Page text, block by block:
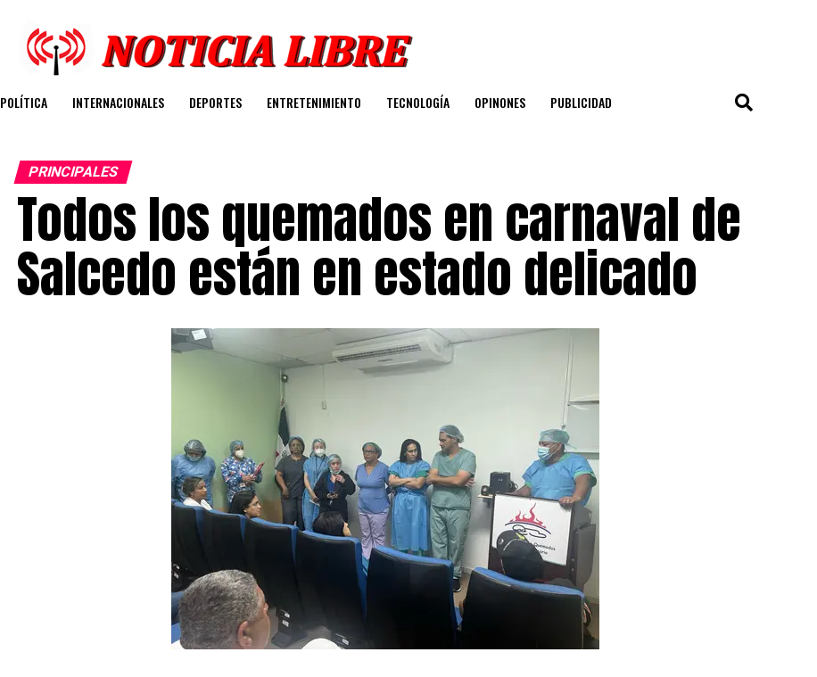
POLÍTICA INTERNACIONALES DEPORTES ENTRETENIMIENTO TECNOLOGÍA OPINONES PUBLICIDAD
PRINCIPALES
Todos los quemados en carnaval de
Salcedo están en estado delicado